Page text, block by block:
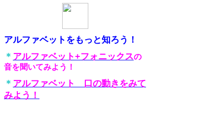
アルファベットをもっと知ろう！
＊ アルファベット+フォニックスの
音を聞いてみよう！
＊ アルファベット 口の動きをみて
みよう！